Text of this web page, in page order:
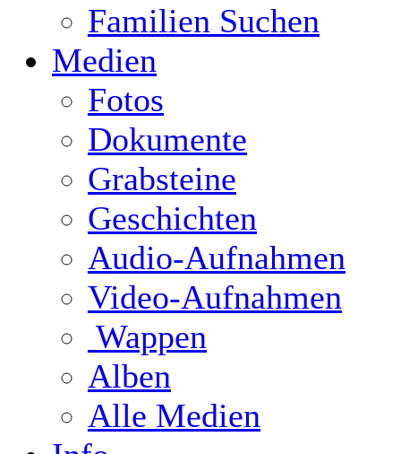
Familien Suchen
Medien
Fotos
Dokumente
Grabsteine
Geschichten
Audio-Aufnahmen
Video-Aufnahmen
Wappen
Alben
Alle Medien